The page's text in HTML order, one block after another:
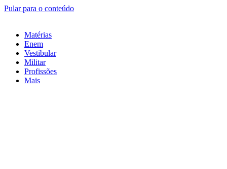
Pular para o conteúdo
Matérias
Enem
Vestibular
Militar
Profissões
Mais